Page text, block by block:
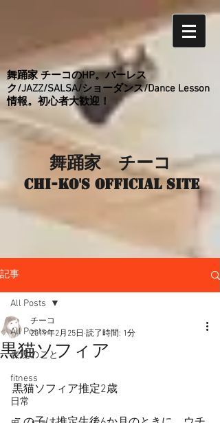
舞踊家 チーコのHP。バーレス
ク/JAZZ/SALSA/ショーダンス/Dance Lesson
情報。初心者大歓迎！
舞踊家 チーコ
Chi-ko's Official site
記事
All Posts
表現のこと
fitness
日常
All Posts
黒猫ソフィア
チーコ
2019年2月25日 読了時間: 1分
黒猫ソフィア推定2歳